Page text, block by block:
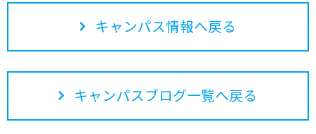
キャンパス情報へ戻る
キャンパスブログ一覧へ戻る